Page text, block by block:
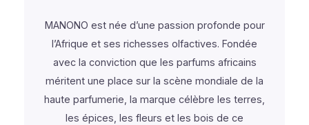
MANONO est née d’une passion profonde pour
l’Afrique et ses richesses olfactives. Fondée
avec la conviction que les parfums africains
méritent une place sur la scène mondiale de la
haute parfumerie, la marque célèbre les terres,
les épices, les fleurs et les bois de ce